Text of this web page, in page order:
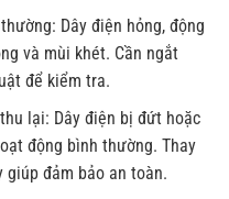
Dây điện hỏng, động
và mùi khét. Cần ngắt
để kiểm tra.
lại: Dây điện bị đứt hoặc
động bình thường. Thay
giúp đảm bảo an toàn.